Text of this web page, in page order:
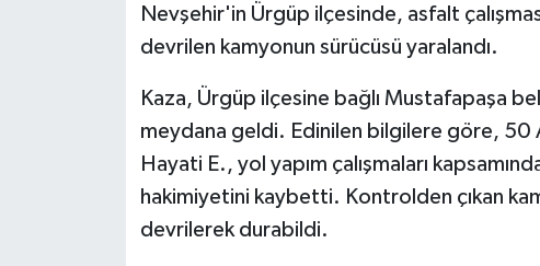
Nevşehir'in Ürgüp ilçesinde, asfalt
devrilen kamyonun sürücüsü yaralandı.
Kaza, Ürgüp ilçesine bağlı Mustafapaşa
meydana geldi. Edinilen bilgilere göre, 50
Hayati E., yol yapım çalışmaları
hakimiyetini kaybetti. Kontrolden çıkan
devrilerek durabildi.
Jandarma